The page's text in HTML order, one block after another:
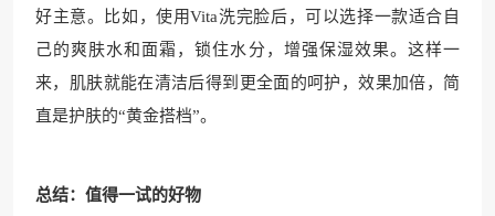
好主意。比如，使用Vita洗完脸后，可以选择一款适合自
己的爽肤水和面霜，锁住水分，增强保湿效果。这样一
来，肌肤就能在清洁后得到更全面的呵护，效果加倍，简
直是护肤的“黄金搭档”。
总结：值得一试的好物